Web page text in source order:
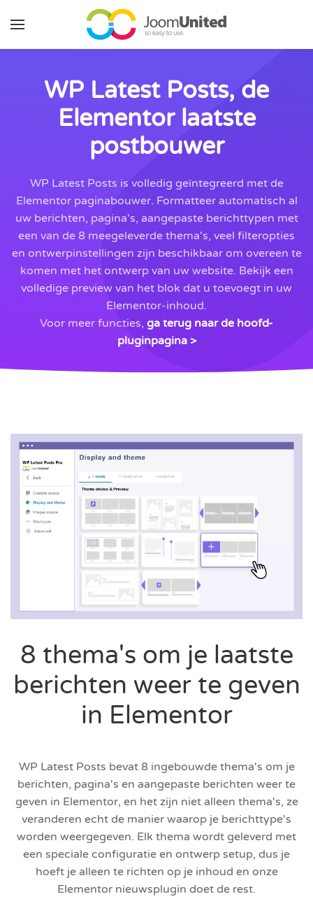
Ga naar de hoofdinhoud
WP Latest Posts, de
Elementor laatste
postbouwer
WP Latest Posts is volledig geïntegreerd met de
Elementor paginabouwer. Formatteer automatisch al
uw berichten, pagina's, aangepaste berichttypen met
een van de 8 meegeleverde thema's, veel filteropties
en ontwerpinstellingen zijn beschikbaar om overeen te
komen met het ontwerp van uw website. Bekijk een
volledige preview van het blok dat u toevoegt in uw
Elementor-inhoud.
Voor meer functies, ga terug naar de hoofd-
pluginpagina >
8 thema's om je laatste
berichten weer te geven
in Elementor
WP Latest Posts bevat 8 ingebouwde thema's om je
berichten, pagina's en aangepaste berichten weer te
geven in Elementor, en het zijn niet alleen thema's, ze
veranderen echt de manier waarop je berichttype's
worden weergegeven. Elk thema wordt geleverd met
een speciale configuratie en ontwerp setup, dus je
hoeft je alleen te richten op je inhoud en onze
Elementor nieuwsplugin doet de rest.